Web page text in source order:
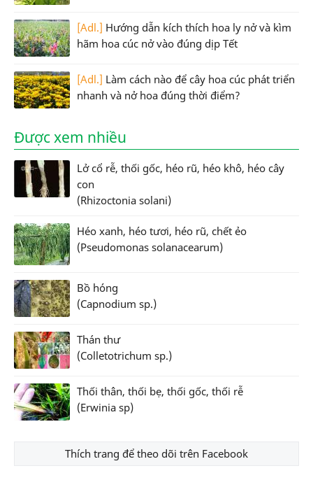
[Adl.] Hướng dẫn kích thích hoa ly nở và kìm
hãm hoa cúc nở vào đúng dịp Tết
[Adl.] Làm cách nào để cây hoa cúc phát triển
nhanh và nở hoa đúng thời điểm?
Được xem nhiều
Lở cổ rễ, thối gốc, héo rũ, héo khô, héo cây
con
(Rhizoctonia solani)
Héo xanh, héo tươi, héo rũ, chết ẻo
(Pseudomonas solanacearum)
Bồ hóng
(Capnodium sp.)
Thán thư
(Colletotrichum sp.)
Thối thân, thối bẹ, thối gốc, thối rễ
(Erwinia sp)
Thích trang để theo dõi trên Facebook